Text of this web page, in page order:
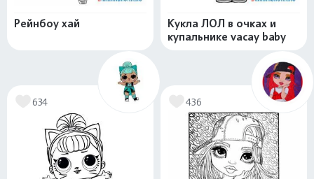
Рейнбоу хай
Кукла ЛОЛ в очках и
купальнике vacay baby
634 436